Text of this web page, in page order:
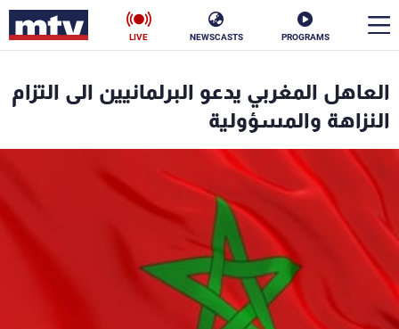
PROGRAMS
NEWSCASTS
LIVE
العاهل المغربي يدعو البرلمانيين الى التزام
النزاهة والمسؤولية
الأخبار
سياسة
منوعات
كأس العالم